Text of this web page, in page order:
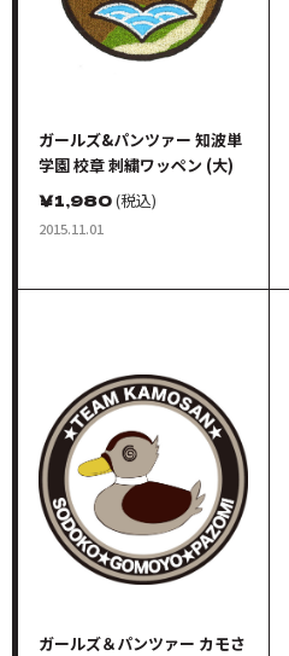
ガールズ&パンツァー 知波単
学園 校章 刺繍ワッペン (大)
￥1,980(税込)
2015.11.01
ガールズ＆パンツァー カモさ